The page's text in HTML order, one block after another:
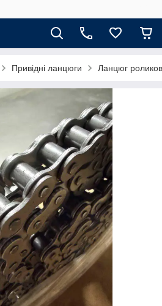
Привідні ланцюги Ланцюг